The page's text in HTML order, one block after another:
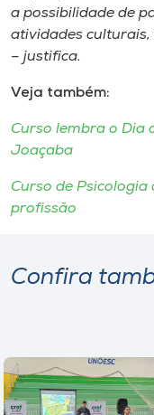
a possibilidade de
atividades culturais,
– justifica.
Veja também:
Curso lembra o Dia
Joaçaba
Curso de
profissão
Confira